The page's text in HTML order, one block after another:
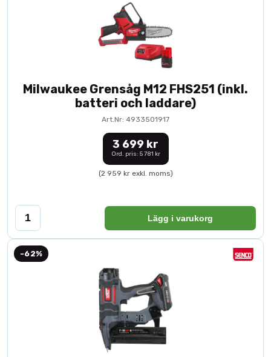
Milwaukee Grensåg M12 FHS251 (inkl.
batteri och laddare)
Art.Nr: 4933501917
3 699 kr
Ord. pris: 5 781 kr
(2 959 kr exkl. moms)
Lägg i varukorg
-62%